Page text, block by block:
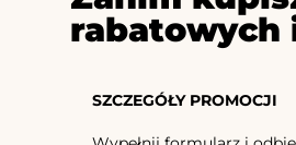
rabatowych
SZCZEGÓŁY PROMOCJI